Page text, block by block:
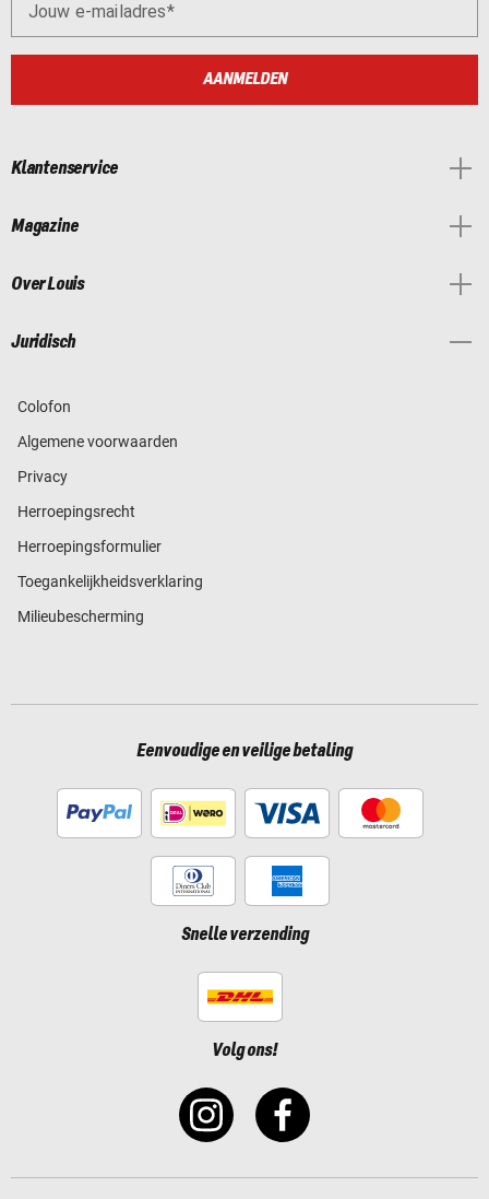
Jouw e-mailadres
AANMELDEN
Klantenservice
Magazine
Over Louis
Juridisch
Colofon
Algemene voorwaarden
Privacy
Herroepingsrecht
Herroepingsformulier
Toegankelijkheidsverklaring
Milieubescherming
Eenvoudige en veilige betaling
Snelle verzending
Volg ons!